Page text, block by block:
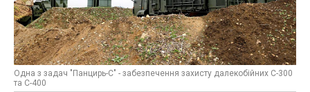
Одна з задач "Панцирь-С" - забезпечення захисту далекобійних С-300
та С-400